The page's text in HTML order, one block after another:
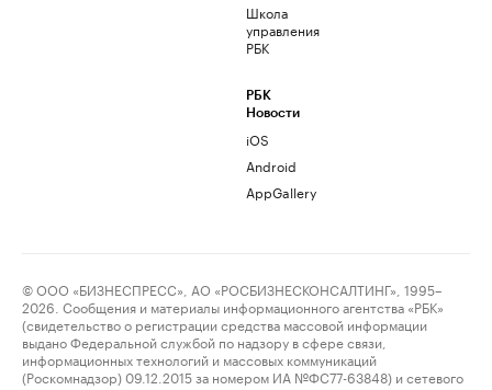
Школа
управления
РБК
РБК
Новости
iOS
Android
AppGallery
© ООО «БИЗНЕСПРЕСС», АО «РОСБИЗНЕСКОНСАЛТИНГ», 1995–
2026. Сообщения и материалы информационного агентства «РБК»
(свидетельство о регистрации средства массовой информации
выдано Федеральной службой по надзору в сфере связи,
информационных технологий и массовых коммуникаций
(Роскомнадзор) 09.12.2015 за номером ИА №ФС77-63848) и сетевого